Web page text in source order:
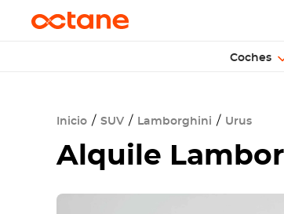
Coches
Inicio SUV Lamborghini Urus
Alquile